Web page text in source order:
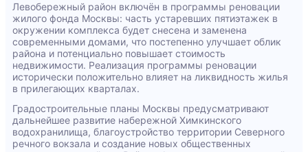
Левобережный район включён в программы реновации
жилого фонда Москвы: часть устаревших пятиэтажек в
окружении комплекса будет снесена и заменена
современными домами, что постепенно улучшает облик
района и потенциально повышает стоимость
недвижимости. Реализация программы реновации
исторически положительно влияет на ликвидность жилья
в прилегающих кварталах.
Градостроительные планы Москвы предусматривают
дальнейшее развитие набережной Химкинского
водохранилища, благоустройство территории Северного
речного вокзала и создание новых общественных